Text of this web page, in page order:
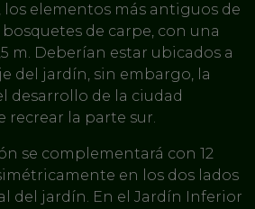
los elementos más antiguos de
de carpe, con una
m. Deberían estar ubicados a
del jardín, sin embargo, la
desarrollo de la ciudad
recrear la parte sur.
se complementará con 12
en los dos lados
del jardín. En el Jardín Inferior